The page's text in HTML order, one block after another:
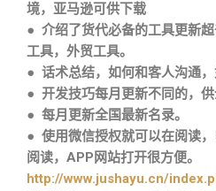
境，亚马逊可供下载
● 介绍了货代必备的工具更新
工具，外贸工具。
● 话术总结，如何和客人沟通
● 开发技巧每月更新不同的，供
● 每月更新全国最新名录。
● 使用微信授权就可以在阅读
阅读，APP网站打开很方便。
http://www.jushayu.cn/